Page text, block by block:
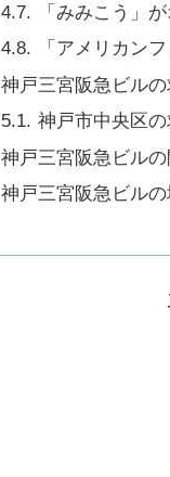
「みみこう」
「アメリカン
神戸三宮阪急ビルの
神戸市中央区
神戸三宮阪急ビルの
神戸三宮阪急ビルの